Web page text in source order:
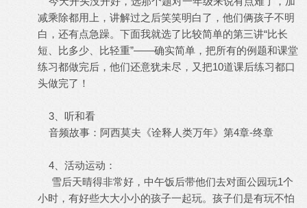
减乘除都用上，讲解过之后笑笑明白了，他们俩孩子不明
白，还有点急躁。下面我就选了比较简单的第三讲“比长
短、比多少、比轻重”——确实简单，把所有的例题和课堂
练习都做完后，他们还意犹未尽，又把10道课后练习都口
头做完了！
3、听和看
音频故事：阿西莫夫《诠释人类万年》第4章-终章
4、活动运动：
雪后天晴得非常好，中午饭后带他们去对面公园玩1个
小时，有好些大大小小的孩子一起玩。孩子们是有玩不怕